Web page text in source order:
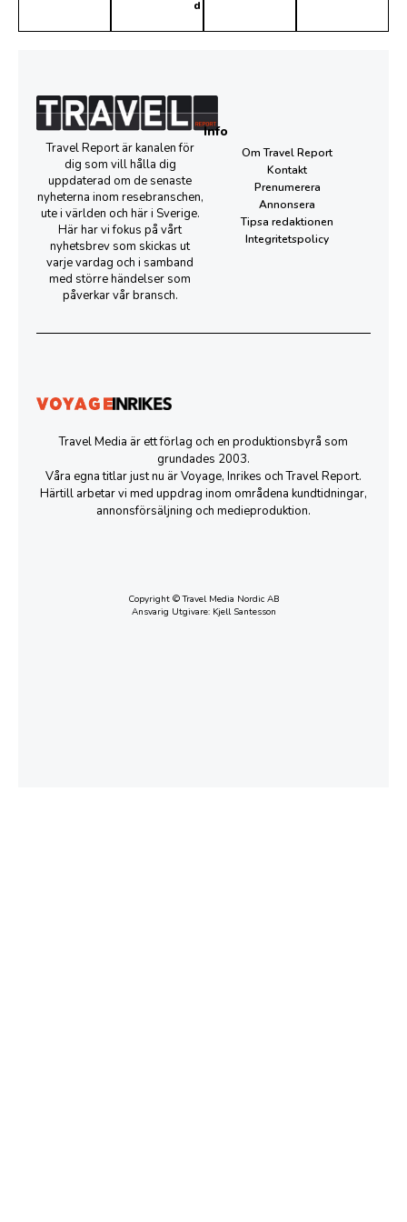
d
Travel Report är kanalen för
dig som vill hålla dig
uppdaterad om de senaste
nyheterna inom resebranschen,
ute i världen och här i Sverige.
Här har vi fokus på vårt
nyhetsbrev som skickas ut
varje vardag och i samband
med större händelser som
påverkar vår bransch.
Info
Om Travel Report
Kontakt
Prenumerera
Annonsera
Tipsa redaktionen
Integritetspolicy
Travel Media är ett förlag och en produktionsbyrå som
grundades 2003.
Våra egna titlar just nu är Voyage, Inrikes och Travel Report.
Härtill arbetar vi med uppdrag inom områdena kundtidningar,
annonsförsäljning och medieproduktion.
Copyright © Travel Media Nordic AB
Ansvarig Utgivare: Kjell Santesson